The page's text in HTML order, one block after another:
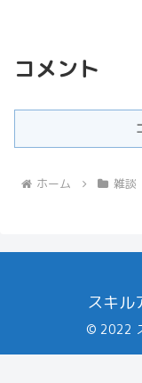
コメント
ホーム 雑談
スキル
© 2022